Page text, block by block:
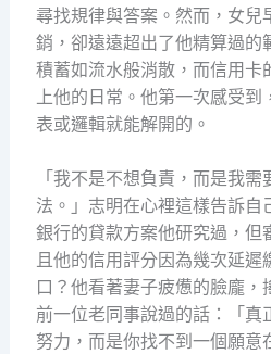
尋找規律與答案。然而，女兒
銷，卻遠遠超出了他精算過的
積蓄如流水般消散，而信用卡
上他的日常。他第一次感受
表或邏輯就能解開的。
「我不是不想負責，而是我
法。」志明在心裡這樣告訴自
銀行的貸款方案他研究過，但
且他的信用評分因為幾次延遲
口？他看著妻子疲憊的臉龐，
前一位老同事說過的話：「真
努力，而是你找不到一個願意